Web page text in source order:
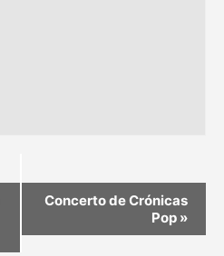
Concerto de Crónicas
Pop »